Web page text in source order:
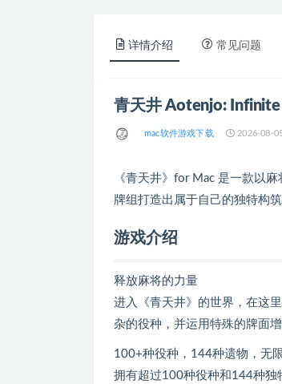
详情介绍 常见问题
青天井 Aotenjo:
mac软件游戏下载 2026-08-
《青天井》for Mac 是一款以
牌组打造出属于自己的独特构
游戏介绍
释放麻将的力量
进入《青天井》的世界，在这
杂的役种，并运用特殊的牌面
100+种役种，144种遗物，无
拥有超过100种役种和144种独